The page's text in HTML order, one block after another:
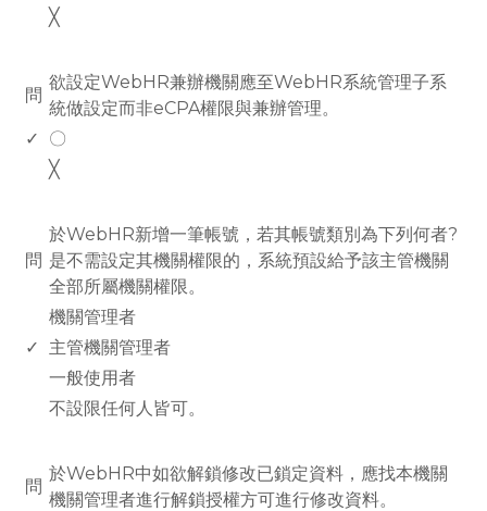
╳
問
欲設定WebHR兼辦機關應至WebHR系統管理子系
統做設定而非eCPA權限與兼辦管理。
✓
〇
╳
問
於WebHR新增一筆帳號，若其帳號類別為下列何者?
是不需設定其機關權限的，系統預設給予該主管機關
全部所屬機關權限。
機關管理者
✓
主管機關管理者
一般使用者
不設限任何人皆可。
問
於WebHR中如欲解鎖修改已鎖定資料，應找本機關
機關管理者進行解鎖授權方可進行修改資料。